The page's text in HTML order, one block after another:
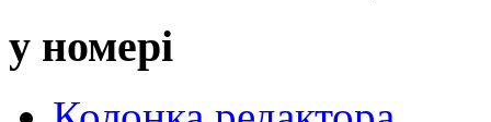
у номері